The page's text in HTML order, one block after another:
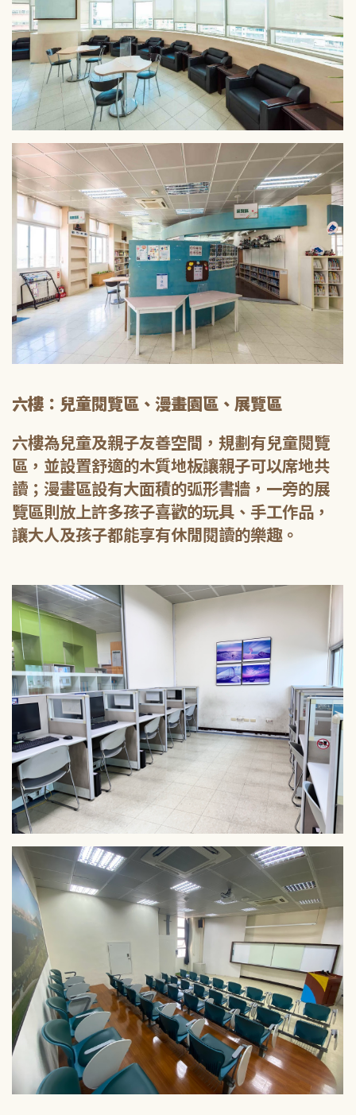
六樓：兒童閱覽區、漫畫園區、展覽區
六樓為兒童及親子友善空間，規劃有兒童閱覽
區，並設置舒適的木質地板讓親子可以席地共
讀；漫畫區設有大面積的弧形書牆，一旁的展
覽區則放上許多孩子喜歡的玩具、手工作品，
讓大人及孩子都能享有休閒閱讀的樂趣。